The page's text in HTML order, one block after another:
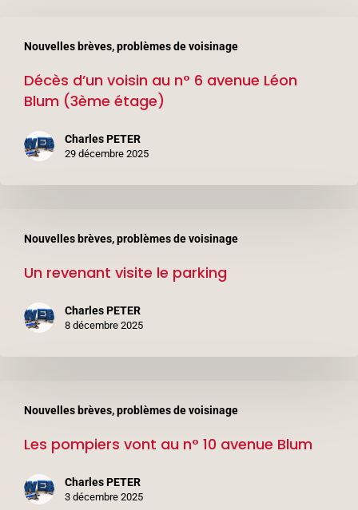
Nouvelles brèves, problèmes de voisinage
d’un
voisin
Blum
Décès d’un voisin au n° 6 avenue Léon
Blum (3ème étage)
Charles PETER
29 décembre 2025
Nouvelles brèves, problèmes de voisinage
revenant
visite
parking
Un revenant visite le parking
Charles PETER
8 décembre 2025
Nouvelles brèves, problèmes de voisinage
pompiers
vontLes pompiers vont au n° 10 avenue Blum
Charles PETER
3 décembre 2025